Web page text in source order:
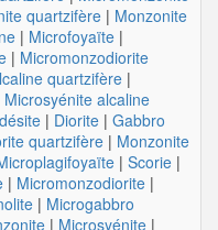
quartzifère | Monzonite
| Microfoyaïte |
| Micromonzodiorite
quartzifère |
Microsyénite alcaline
| Diorite | Gabbro
quartzifère | Monzonite
| Scorie |
| Micromonzodiorite |
| Microgabbro
| Microsyénite |